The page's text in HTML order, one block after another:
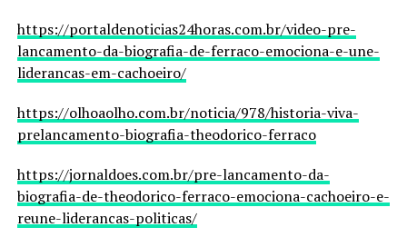
https://portaldenoticias24horas.com.br/video-pre-
lancamento-da-biografia-de-ferraco-emociona-e-une-
liderancas-em-cachoeiro/
https://olhoaolho.com.br/noticia/978/historia-viva-
prelancamento-biografia-theodorico-ferraco
https://jornaldoes.com.br/pre-lancamento-da-
biografia-de-theodorico-ferraco-emociona-cachoeiro-e-
reune-liderancas-politicas/